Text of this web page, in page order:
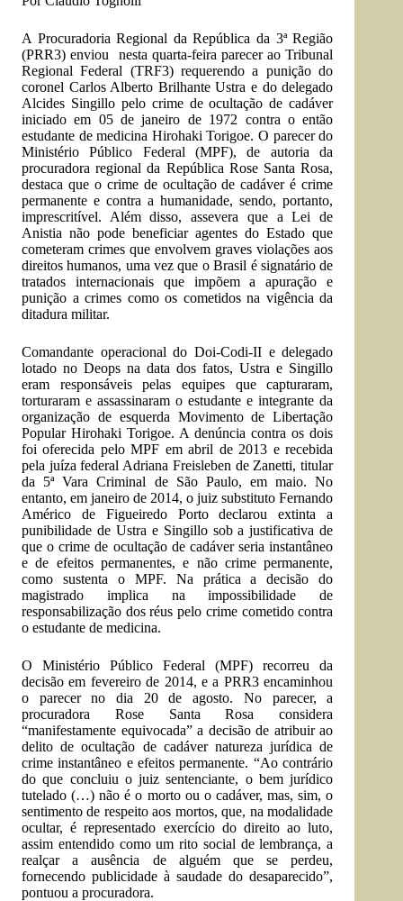
A Procuradoria Regional da República da 3ª Região
(PRR3) enviou nesta quarta-feira parecer ao Tribunal
Regional Federal (TRF3) requerendo a punição do
coronel Carlos Alberto Brilhante Ustra e do delegado
Alcides Singillo pelo crime de ocultação de cadáver
iniciado em 05 de janeiro de 1972 contra o então
estudante de medicina Hirohaki Torigoe. O parecer do
Ministério Público Federal (MPF), de autoria da
procuradora regional da República Rose Santa Rosa,
destaca que o crime de ocultação de cadáver é crime
permanente e contra a humanidade, sendo, portanto,
imprescritível. Além disso, assevera que a Lei de
Anistia não pode beneficiar agentes do Estado que
cometeram crimes que envolvem graves violações aos
direitos humanos, uma vez que o Brasil é signatário de
tratados internacionais que impõem a apuração e
punição a crimes como os cometidos na vigência da
ditadura militar.
Comandante operacional do Doi-Codi-II e delegado
lotado no Deops na data dos fatos, Ustra e Singillo
eram responsáveis pelas equipes que capturaram,
torturaram e assassinaram o estudante e integrante da
organização de esquerda Movimento de Libertação
Popular Hirohaki Torigoe. A denúncia contra os dois
foi oferecida pelo MPF em abril de 2013 e recebida
pela juíza federal Adriana Freisleben de Zanetti, titular
da 5ª Vara Criminal de São Paulo, em maio. No
entanto, em janeiro de 2014, o juiz substituto Fernando
Américo de Figueiredo Porto declarou extinta a
punibilidade de Ustra e Singillo sob a justificativa de
que o crime de ocultação de cadáver seria instantâneo
e de efeitos permanentes, e não crime permanente,
como sustenta o MPF. Na prática a decisão do
magistrado implica na impossibilidade de
responsabilização dos réus pelo crime cometido contra
o estudante de medicina.
O Ministério Público Federal (MPF) recorreu da
decisão em fevereiro de 2014, e a PRR3 encaminhou
o parecer no dia 20 de agosto. No parecer, a
procuradora Rose Santa Rosa considera
“manifestamente equivocada” a decisão de atribuir ao
delito de ocultação de cadáver natureza jurídica de
crime instantâneo e efeitos permanente. “Ao contrário
do que concluiu o juiz sentenciante, o bem jurídico
tutelado (…) não é o morto ou o cadáver, mas, sim, o
sentimento de respeito aos mortos, que, na modalidade
ocultar, é representado exercício do direito ao luto,
assim entendido como um rito social de lembrança, a
realçar a ausência de alguém que se perdeu,
fornecendo publicidade à saudade do desaparecido”,
pontuou a procuradora.